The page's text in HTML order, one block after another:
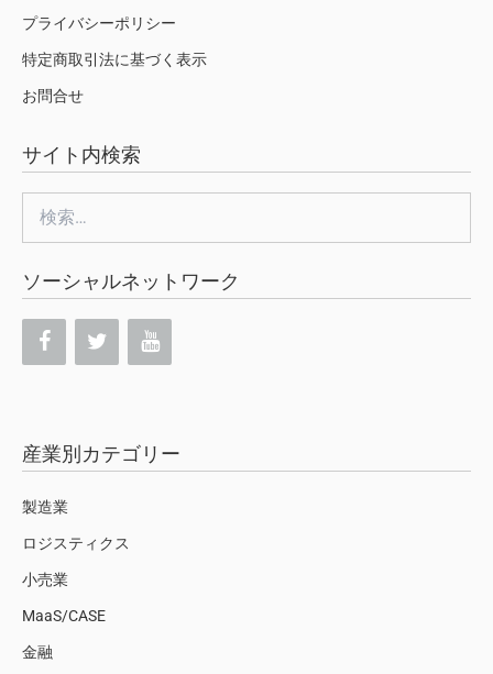
プライバシーポリシー
特定商取引法に基づく表示
お問合せ
サイト内検索
索:
ソーシャルネットワーク
産業別カテゴリー
製造業
ロジスティクス
小売業
MaaS/CASE
金融